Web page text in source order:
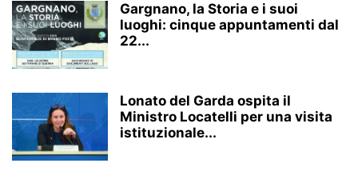
Gargnano, la Storia e i suoi
luoghi: cinque appuntamenti dal
22...
Lonato del Garda ospita il
Ministro Locatelli per una visita
istituzionale...